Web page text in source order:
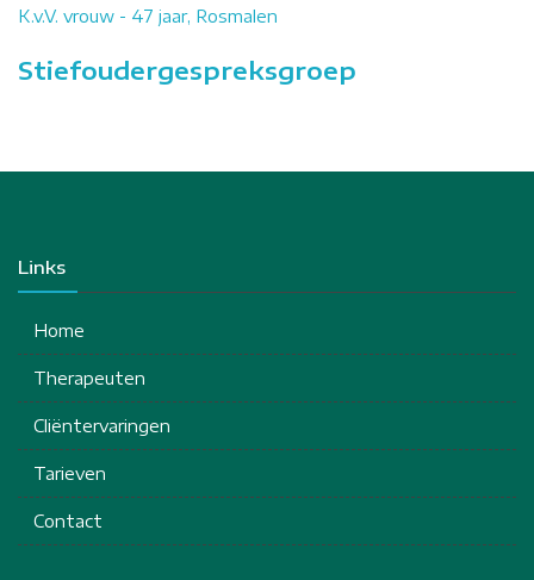
K.v.V. vrouw - 47 jaar, Rosmalen
Stiefoudergespreksgroep
Links
Home
Therapeuten
Cliëntervaringen
Tarieven
Contact